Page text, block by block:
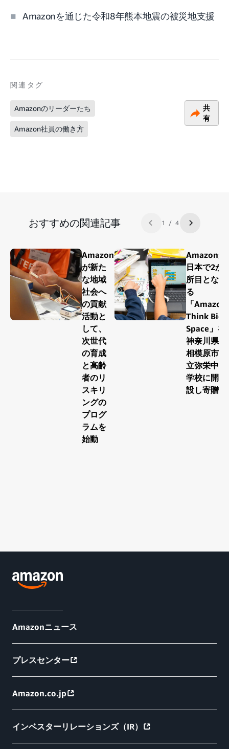
Amazonを通じた令和8年熊本地震の被災地支援
関連タグ
Amazonのリーダーたち
Amazon社員の働き方
共
有
おすすめの関連記事前のスライド 1 / 4 次スライド
Amazon
が新た
な地域
社会へ
の貢献
活動と
して、
次世代
の育成
と高齢
者のリ
スキリ
ングの
プログ
ラムを
始動
Amazonが
日本で2か
所目とな
る
「Amazon
Think Big
Space」を
神奈川県
相模原市
立弥栄中
学校に開
設し寄贈
Amazonニュース
プレスセンター
Amazon.co.jp
インベスターリレーションズ（IR）